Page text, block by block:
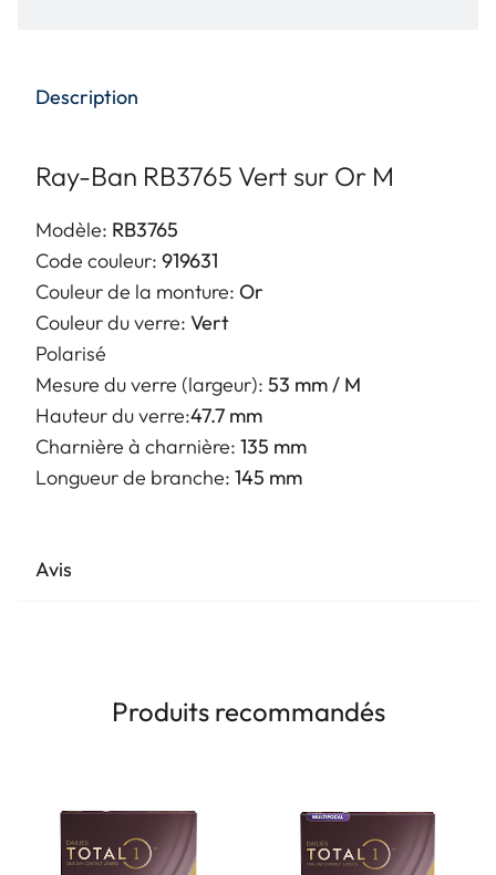
Description
Ray-Ban RB3765 Vert sur Or M
Modèle: RB3765
Code couleur: 919631
Couleur de la monture: Or
Couleur du verre: Vert
Polarisé
Mesure du verre (largeur): 53 mm / M
Hauteur du verre:47.7 mm
Charnière à charnière: 135 mm
Longueur de branche: 145 mm
Avis
Produits recommandés